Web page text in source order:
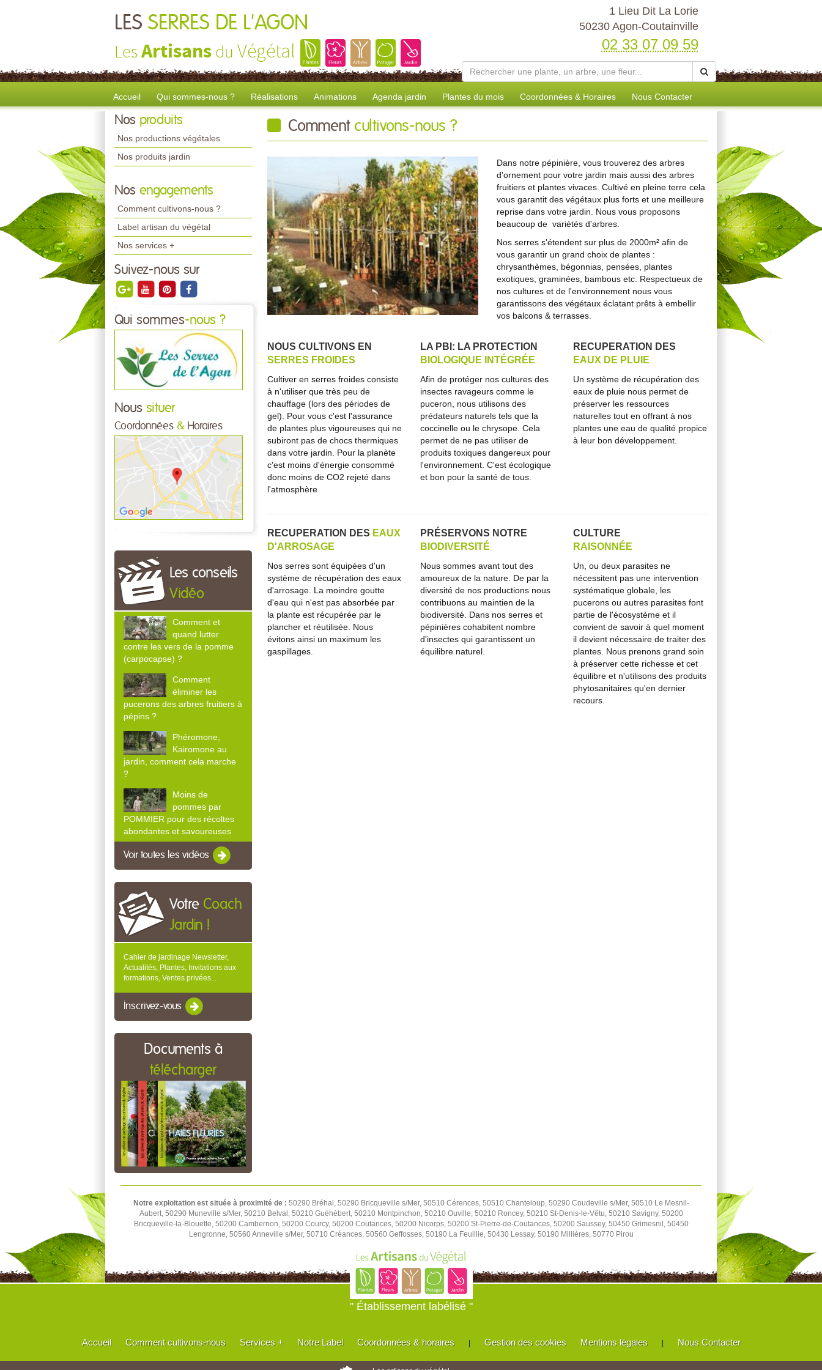
LES SERRES DE L'AGON
LesArtisans du Végétal
1 Lieu Dit La Lorie
50230 Agon-Coutainville
02 33 07 09 59
Accueil Qui sommes-nous ? Réalisations Animations Agenda jardin Plantes du mois Coordonnées & Horaires Nous Contacter
Nos produits
Nos productions végétales
Nos produits jardin
Nos engagements
Comment cultivons-nous ?
Label artisan du végétal
Nos services +
Suivez-nous sur
Qui sommes-nous ?
Nous situer
Coordonnées & Horaires
Les conseils
Vidéo
Comment et
quand lutter
contre les vers de la pomme
(carpocapse) ?
Comment
éliminer les
pucerons des arbres fruitiers à
pépins ?
Phéromone,
Kairomone au
jardin, comment cela marche
?
Moins de
pommes par
POMMIER pour des récoltes
abondantes et savoureuses
Voir toutes les vidéos
Votre Coach
Jardin !
Cahier de jardinage Newsletter,
Actualités, Plantes, Invitations aux
formations, Ventes privées...
Inscrivez-vous
Documents à
télécharger
Comment cultivons-nous ?
Dans notre pépinière, vous trouverez des arbres
d'ornement pour votre jardin mais aussi des arbres
fruitiers et plantes vivaces. Cultivé en pleine terre cela
vous garantit des végétaux plus forts et une meilleure
reprise dans votre jardin. Nous vous proposons
beaucoup de variétés d'arbres.
Nos serres s'étendent sur plus de 2000m² afin de
vous garantir un grand choix de plantes :
chrysanthèmes, bégonnias, pensées, plantes
exotiques, graminées, bambous etc. Respectueux de
nos cultures et de l'environnement nous vous
garantissons des végétaux éclatant prêts à embellir
vos balcons & terrasses.
NOUS CULTIVONS EN
SERRES FROIDES
Cultiver en serres froides consiste
à n'utiliser que très peu de
chauffage (lors des périodes de
gel). Pour vous c'est l'assurance
de plantes plus vigoureuses qui ne
subiront pas de chocs thermiques
dans votre jardin. Pour la planète
c'est moins d'énergie consommé
donc moins de CO2 rejeté dans
l'atmosphère
LA PBI: LA PROTECTION
BIOLOGIQUE INTÉGRÉE
Afin de protéger nos cultures des
insectes ravageurs comme le
puceron, nous utilisons des
prédateurs naturels tels que la
coccinelle ou le chrysope. Cela
permet de ne pas utiliser de
produits toxiques dangereux pour
l'environnement. C'est écologique
et bon pour la santé de tous.
RECUPERATION DES
EAUX DE PLUIE
Un système de récupération des
eaux de pluie nous permet de
préserver les ressources
naturelles tout en offrant à nos
plantes une eau de qualité propice
à leur bon développement.
RECUPERATION DES EAUX
D'ARROSAGE
Nos serres sont équipées d'un
système de récupération des eaux
d'arrosage. La moindre goutte
d'eau qui n'est pas absorbée par
la plante est récupérée par le
plancher et réutilisée. Nous
évitons ainsi un maximum les
gaspillages.
PRÉSERVONS NOTRE
BIODIVERSITÉ
Nous sommes avant tout des
amoureux de la nature. De par la
diversité de nos productions nous
contribuons au maintien de la
biodiversité. Dans nos serres et
pépinières cohabitent nombre
d'insectes qui garantissent un
équilibre naturel.
CULTURE
RAISONNÉE
Un, ou deux parasites ne
nécessitent pas une intervention
systématique globale, les
pucerons ou autres parasites font
partie de l'écosystème et il
convient de savoir à quel moment
il devient nécessaire de traiter des
plantes. Nous prenons grand soin
à préserver cette richesse et cet
équilibre et n'utilisons des produits
phytosanitaires qu'en dernier
recours.
Notre exploitation est située à proximité de : 50290 Bréhal, 50290 Bricqueville s/Mer, 50510 Cérences, 50510 Chanteloup, 50290 Coudeville s/Mer, 50510 Le Mesnil-
Aubert, 50290 Muneville s/Mer, 50210 Belval, 50210 Guéhébert, 50210 Montpinchon, 50210 Ouville, 50210 Roncey, 50210 St-Denis-le-Vêtu, 50210 Savigny, 50200
Bricqueville-la-Blouette, 50200 Cambernon, 50200 Courcy, 50200 Coutances, 50200 Nicorps, 50200 St-Pierre-de-Coutances, 50200 Saussey, 50450 Grimesnil, 50450
Lengronne, 50560 Anneville s/Mer, 50710 Créances, 50560 Geffosses, 50190 La Feuillie, 50430 Lessay, 50190 Millières, 50770 Pirou
" Établissement labélisé "
Accueil Comment cultivons-nous Services + Notre Label Coordonnées & horaires | Gestion des cookies Mentions légales | Nous Contacter